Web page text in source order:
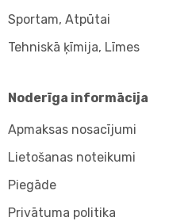
Sportam, Atpūtai
Tehniskā ķīmija, Līmes
Noderīga informācija
Apmaksas nosacījumi
Lietošanas noteikumi
Piegāde
Privātuma politika